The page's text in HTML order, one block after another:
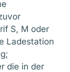
S, M oder
Ladestation
die in der